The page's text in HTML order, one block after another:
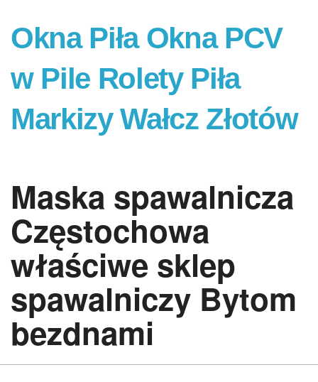
Okna Piła Okna PCV
w Pile Rolety Piła
Markizy Wałcz Złotów
Maska spawalnicza
Częstochowa
właściwe sklep
spawalniczy Bytom
bezdnami